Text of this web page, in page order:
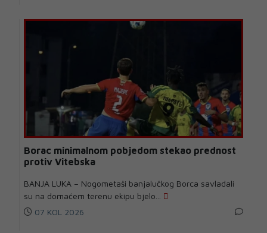
Borac minimalnom pobjedom stekao prednost
protiv Vitebska
BANJA LUKA – Nogometaši banjalučkog Borca savladali
su na domaćem terenu ekipu bjelo...
07 KOL 2026